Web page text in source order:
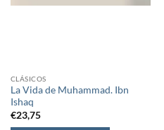
CLÁSICOS
La Vida de Muhammad. Ibn
Ishaq
€23,75